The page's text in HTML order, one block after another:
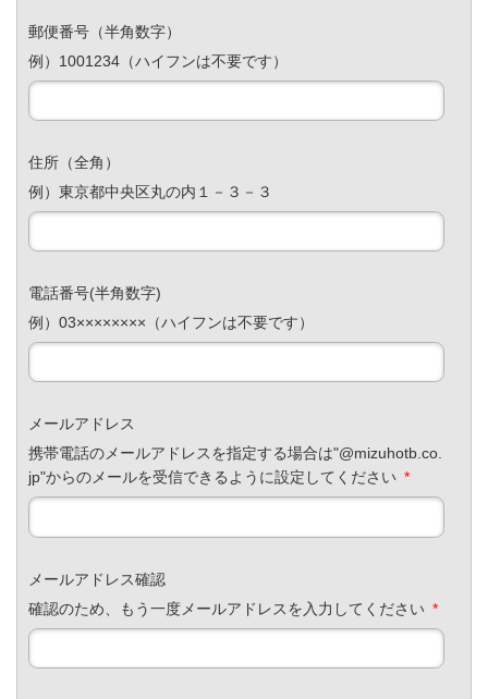
郵便番号（半角数字）
例）1001234（ハイフンは不要です）
住所（全角）
例）東京都中央区丸の内１－３－３
電話番号(半角数字)
例）03××××××××（ハイフンは不要です）
メールアドレス
携帯電話のメールアドレスを指定する場合は"@mizuhotb.co.
jp"からのメールを受信できるように設定してください *
メールアドレス確認
確認のため、もう一度メールアドレスを入力してください *